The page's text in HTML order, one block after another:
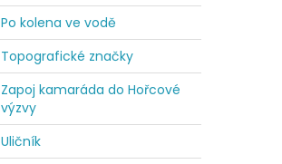
Po kolena ve vodě
Topografické značky
Zapoj kamaráda do Hořcové
výzvy
Uličník